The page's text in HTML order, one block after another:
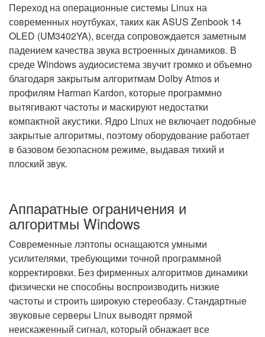
Переход на операционные системы Linux на
современных ноутбуках, таких как ASUS Zenbook 14
OLED (UM3402YA), всегда сопровождается заметным
падением качества звука встроенных динамиков. В
среде Windows аудиосистема звучит громко и объемно
благодаря закрытым алгоритмам Dolby Atmos и
профилям Harman Kardon, которые программно
вытягивают частоты и маскируют недостатки
компактной акустики. Ядро Linux не включает подобные
закрытые алгоритмы, поэтому оборудование работает
в базовом безопасном режиме, выдавая тихий и
плоский звук.
Аппаратные ограничения и
алгоритмы Windows
Современные лэптопы оснащаются умными
усилителями, требующими точной программной
корректировки. Без фирменных алгоритмов динамики
физически не способны воспроизводить низкие
частоты и строить широкую стереобазу. Стандартные
звуковые серверы Linux выводят прямой
неискаженный сигнал, который обнажает все